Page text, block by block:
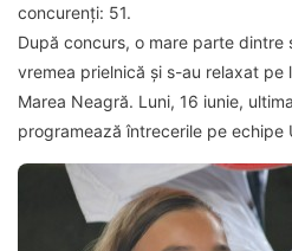
concurenți: 51.
După concurs, o mare parte
vremea prielnică și s-au relaxat pe
Marea Neagră. Luni, 16 iunie,
programează întrecerile pe echipe